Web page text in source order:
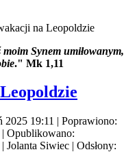
na Leopoldzie
moim Synem umiłowanym,
." Mk 1,11
2025 19:11 | Poprawiono:
| Opublikowano:
| Jolanta Siwiec | Odsłony: